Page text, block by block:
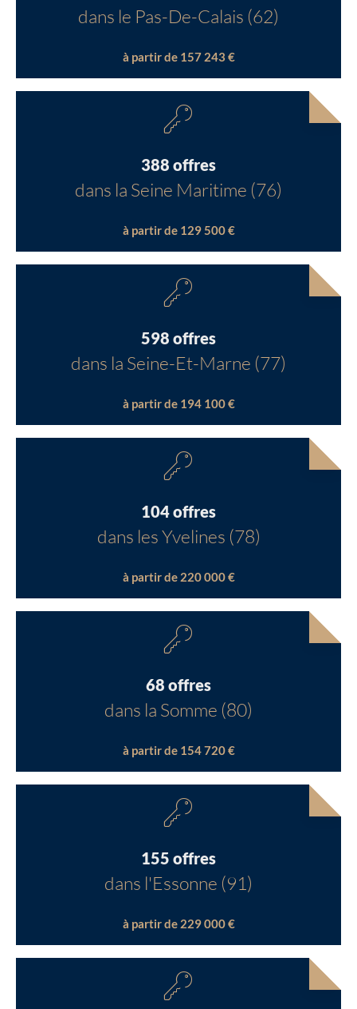
dans le Pas-De-Calais (62)
à partir de 157 243 €
388 offres
dans la Seine Maritime (76)
à partir de 129 500 €
598 offres
dans la Seine-Et-Marne (77)
à partir de 194 100 €
104 offres
dans les Yvelines (78)
à partir de 220 000 €
68 offres
dans la Somme (80)
à partir de 154 720 €
155 offres
dans l'Essonne (91)
à partir de 229 000 €